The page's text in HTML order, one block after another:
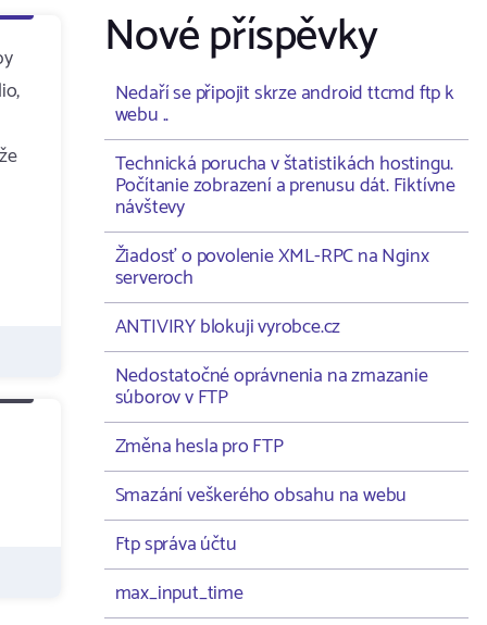
Nové příspěvky
Nedaří se připojit skrze android ttcmd ftp k
webu ..
Technická porucha v štatistikách hostingu.
Počítanie zobrazení a prenusu dát. Fiktívne
návštevy
Žiadosť o povolenie XML-RPC na Nginx
serveroch
ANTIVIRY blokuji vyrobce.cz
Nedostatočné oprávnenia na zmazanie
súborov v FTP
Změna hesla pro FTP
Smazání veškerého obsahu na webu
Ftp správa účtu
max_input_time